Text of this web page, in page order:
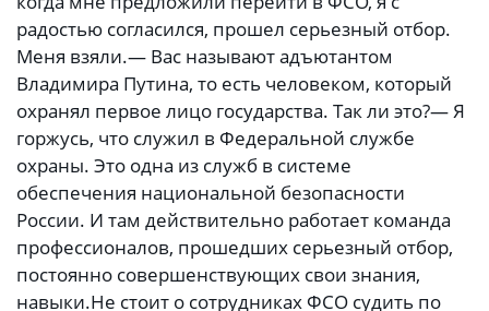
радостью согласился, прошел серьезный отбор.
Меня взяли.— Вас называют адъютантом
Владимира Путина, то есть человеком, который
охранял первое лицо государства. Так ли это?— Я
горжусь, что служил в Федеральной службе
охраны. Это одна из служб в системе
обеспечения национальной безопасности
России. И там действительно работает команда
профессионалов, прошедших серьезный отбор,
постоянно совершенствующих свои знания,
навыки.Не стоит о сотрудниках ФСО судить по